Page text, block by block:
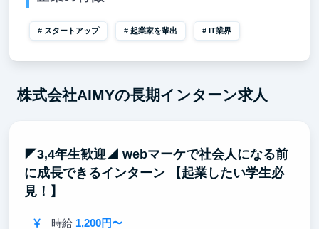
スタートアップ 起業家を輩出 IT業界
株式会社AIMYの長期インターン求人
◤3,4年生歓迎◢ webマーケで社会人になる前
に成長できるインターン 【起業したい学生必
見！】
時給 1,200円〜